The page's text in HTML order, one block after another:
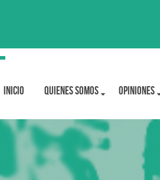
Inicio Quienes Somos OPINIONES